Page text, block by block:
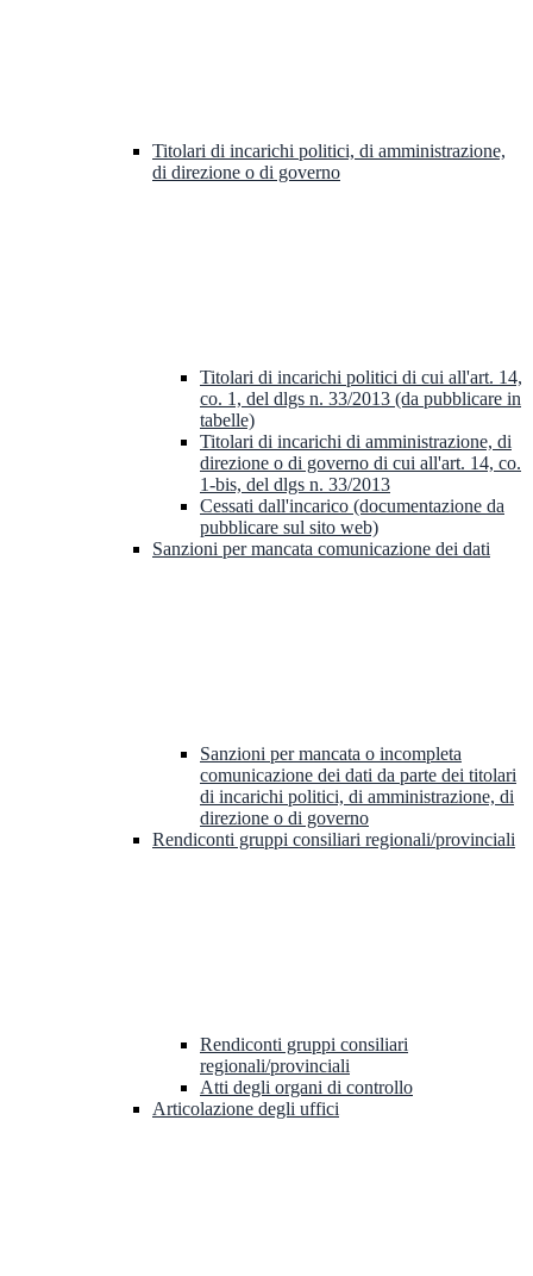
Titolari di incarichi politici, di amministrazione,
di direzione o di governo
Titolari di incarichi politici di cui all'art. 14,
co. 1, del dlgs n. 33/2013 (da pubblicare in
tabelle)
Titolari di incarichi di amministrazione, di
direzione o di governo di cui all'art. 14, co.
1-bis, del dlgs n. 33/2013
Cessati dall'incarico (documentazione da
pubblicare sul sito web)
Sanzioni per mancata comunicazione dei dati
Sanzioni per mancata o incompleta
comunicazione dei dati da parte dei titolari
di incarichi politici, di amministrazione, di
direzione o di governo
Rendiconti gruppi consiliari regionali/provinciali
Rendiconti gruppi consiliari
regionali/provinciali
Atti degli organi di controllo
Articolazione degli uffici